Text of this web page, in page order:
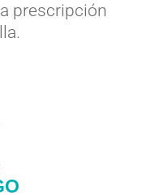
prescripción